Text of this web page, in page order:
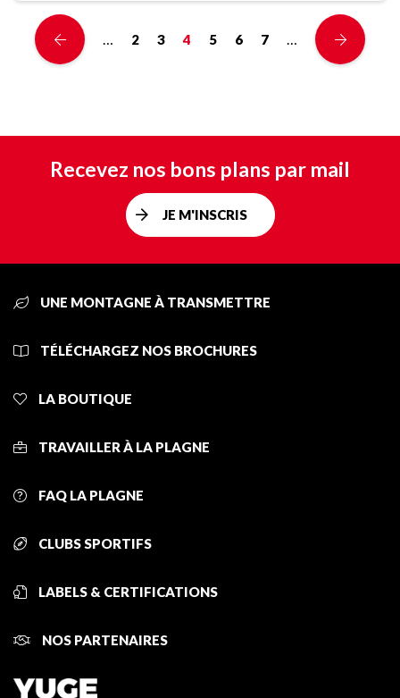
… 2 3 4 5 6 7 …
Recevez nos bons plans par mail
JE M'INSCRIS
UNE MONTAGNE À TRANSMETTRE
TÉLÉCHARGEZ NOS BROCHURES
LA BOUTIQUE
TRAVAILLER À LA PLAGNE
FAQ LA PLAGNE
CLUBS SPORTIFS
LABELS & CERTIFICATIONS
NOS PARTENAIRES